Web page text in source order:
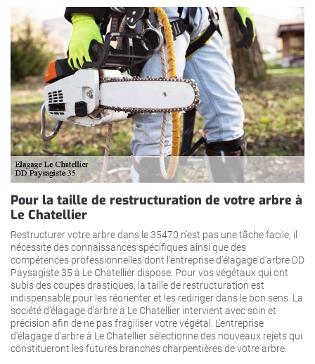
Pour la taille de restructuration de votre arbre à
Le Chatellier
Restructurer votre arbre dans le 35470 n’est pas une tâche facile, il
nécessite des connaissances spécifiques ainsi que des
compétences professionnelles dont l’entreprise d’élagage d’arbre DD
Paysagiste 35 à Le Chatellier dispose. Pour vos végétaux qui ont
subis des coupes drastiques, la taille de restructuration est
indispensable pour les réorienter et les rediriger dans le bon sens. La
société d’élagage d’arbre à Le Chatellier intervient avec soin et
précision afin de ne pas fragiliser votre végétal. L’entreprise
d’élagage d’arbre à Le Chatellier sélectionne des nouveaux rejets qui
constitueront les futures branches charpentières de votre arbre.